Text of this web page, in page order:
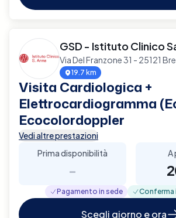
GSD - Istituto Clinico
Via Del Franzone 31 - 25121
19.7 km
Visita Cardiologica +
Elettrocardiogramma
Ecocolordoppler
Vedi altre prestazioni
Prima disponibilità
-
A
Pagamento in sede Conferma
Scegli giorno e ora